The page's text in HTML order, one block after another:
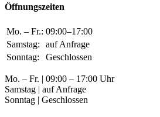
Öffnungszeiten
Mo. – Fr.: 09:00–17:00
Samstag:
auf Anfrage
Sonntag:
Geschlossen
Mo. – Fr. | 09:00 – 17:00 Uhr
Samstag | auf Anfrage
Sonntag | Geschlossen